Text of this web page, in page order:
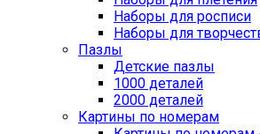
Наборы для росписи
Наборы для
Пазлы
Детские пазлы
1000 деталей
2000 деталей
Картины по номерам